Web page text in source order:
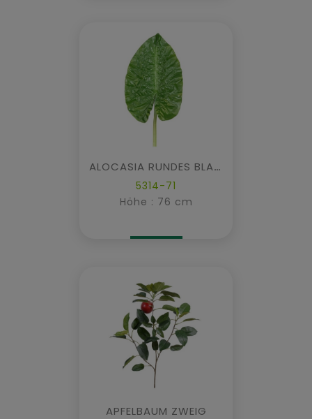
ALOCASIA RUNDES BLATT
5314-71
Höhe : 76 cm
APFELBAUM ZWEIG